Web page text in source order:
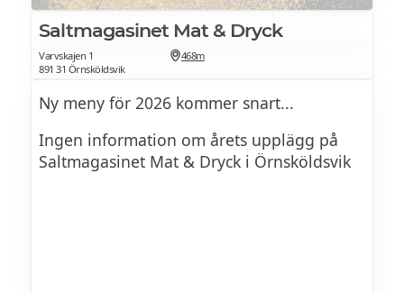
Saltmagasinet Mat & Dryck
Varvskajen 1
891 31 Örnsköldsvik
468m
Ny meny för 2026 kommer snart...
Ingen information om årets upplägg på
Saltmagasinet Mat & Dryck i Örnsköldsvik